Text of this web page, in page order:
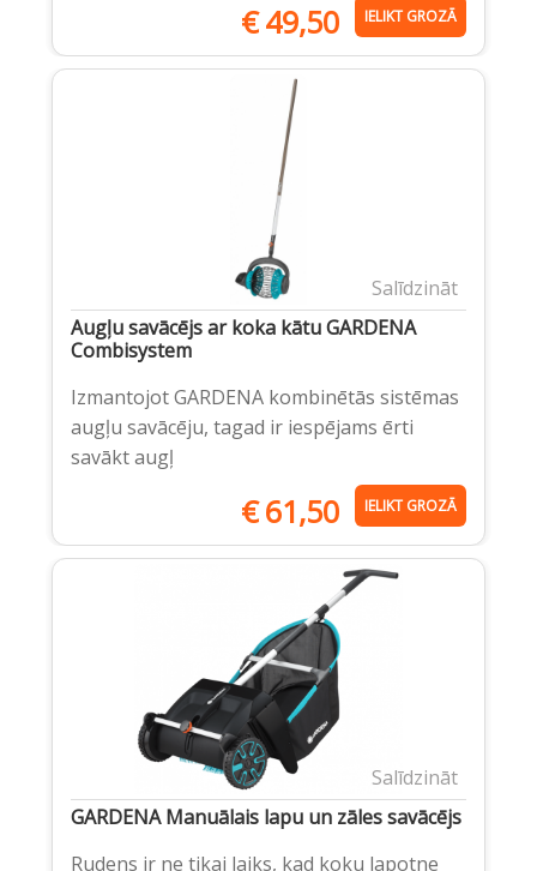
€49,50 IELIKT GROZĀ
Salīdzināt
Augļu savācējs ar koka kātu GARDENA
Combisystem
Izmantojot GARDENA kombinētās sistēmas
augļu savācēju, tagad ir iespējams ērti
savākt augļ
€61,50 IELIKT GROZĀ
Salīdzināt
GARDENA Manuālais lapu un zāles savācējs
Rudens ir ne tikai laiks, kad koku lapotne